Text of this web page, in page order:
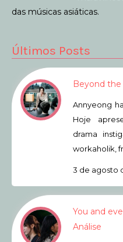
das músicas asiáticas.
Últimos Posts
Beyond the
Annyeong
Hoje
drama
workaholik,
3 de agosto
You and
Análise